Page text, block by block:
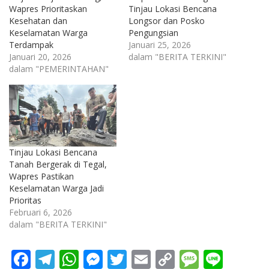
Wapres Prioritaskan
Kesehatan dan
Keselamatan Warga
Terdampak
Januari 20, 2026
dalam "PEMERINTAHAN"
Tinjau Lokasi Bencana
Longsor dan Posko
Pengungsian
Januari 25, 2026
dalam "BERITA TERKINI"
Tinjau Lokasi Bencana
Tanah Bergerak di Tegal,
Wapres Pastikan
Keselamatan Warga Jadi
Prioritas
Februari 6, 2026
dalam "BERITA TERKINI"
F T W M T E C M